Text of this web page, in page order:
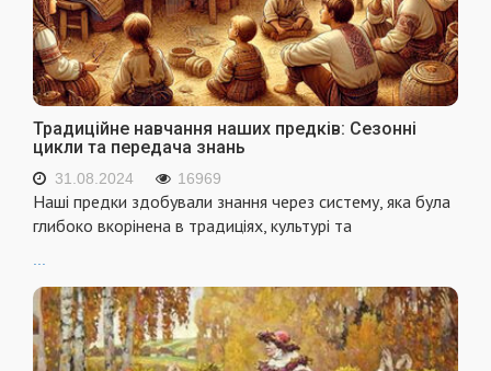
Традиційне навчання наших предків: Сезонні
цикли та передача знань
31.08.2024 16969
Наші предки здобували знання через систему, яка була
глибоко вкорінена в традиціях, культурі та
...